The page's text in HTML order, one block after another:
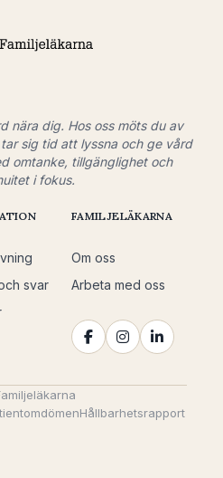
nära dig. Hos oss möts du av
sig tid att lyssna och ge vård
omtanke, tillgänglighet och
i fokus.
svar
FAMILJELÄKARNA
Om oss
Arbeta med oss
Hållbarhetsrapport